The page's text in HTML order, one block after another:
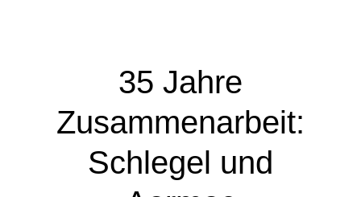
35 Jahre
Zusammenarbeit:
Schlegel und